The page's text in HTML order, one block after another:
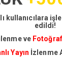
kullanıcılara
edildi!
ve Fotoğraf
Yayın İzlenme